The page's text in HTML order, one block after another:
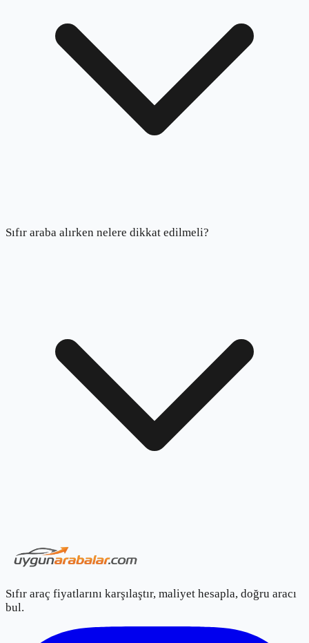
Sıfır araba alırken nelere dikkat edilmeli?
Sıfır araç fiyatlarını karşılaştır, maliyet hesapla, doğru aracı
bul.